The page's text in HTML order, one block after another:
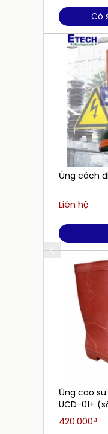
Có
Ủng cách
Liên hệ
Ủng cao
UCD-01+
420.000₫